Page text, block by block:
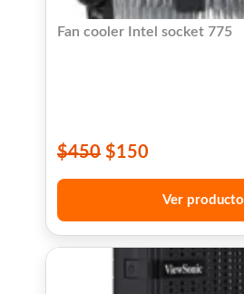
Fan cooler Intel socket 775
$450 $150
Ver producto